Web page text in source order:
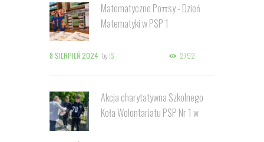
Matematyczne Poπsy - Dzień
Matematyki w PSP 1
8 SIERPIEŃ 2024 by IS 2792
Akcja charytatywna Szkolnego
Koła Wolontariatu PSP Nr 1 w